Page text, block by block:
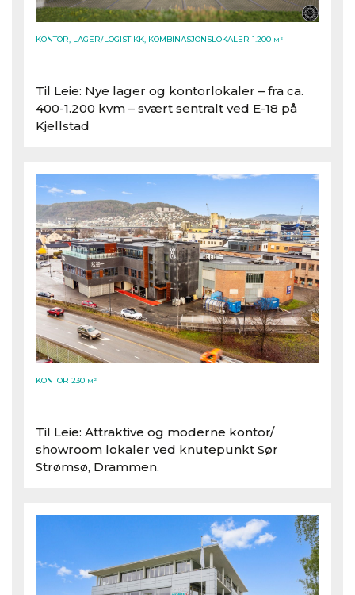
KONTOR, LAGER/LOGISTIKK, KOMBINASJONSLOKALER 1.200 M²
Til Leie: Nye lager og kontorlokaler – fra ca.
400-1.200 kvm – svært sentralt ved E-18 på
Kjellstad
KONTOR 230 M²
Til Leie: Attraktive og moderne kontor/​
showroom lokaler ved knutepunkt Sør
Strømsø, Drammen.